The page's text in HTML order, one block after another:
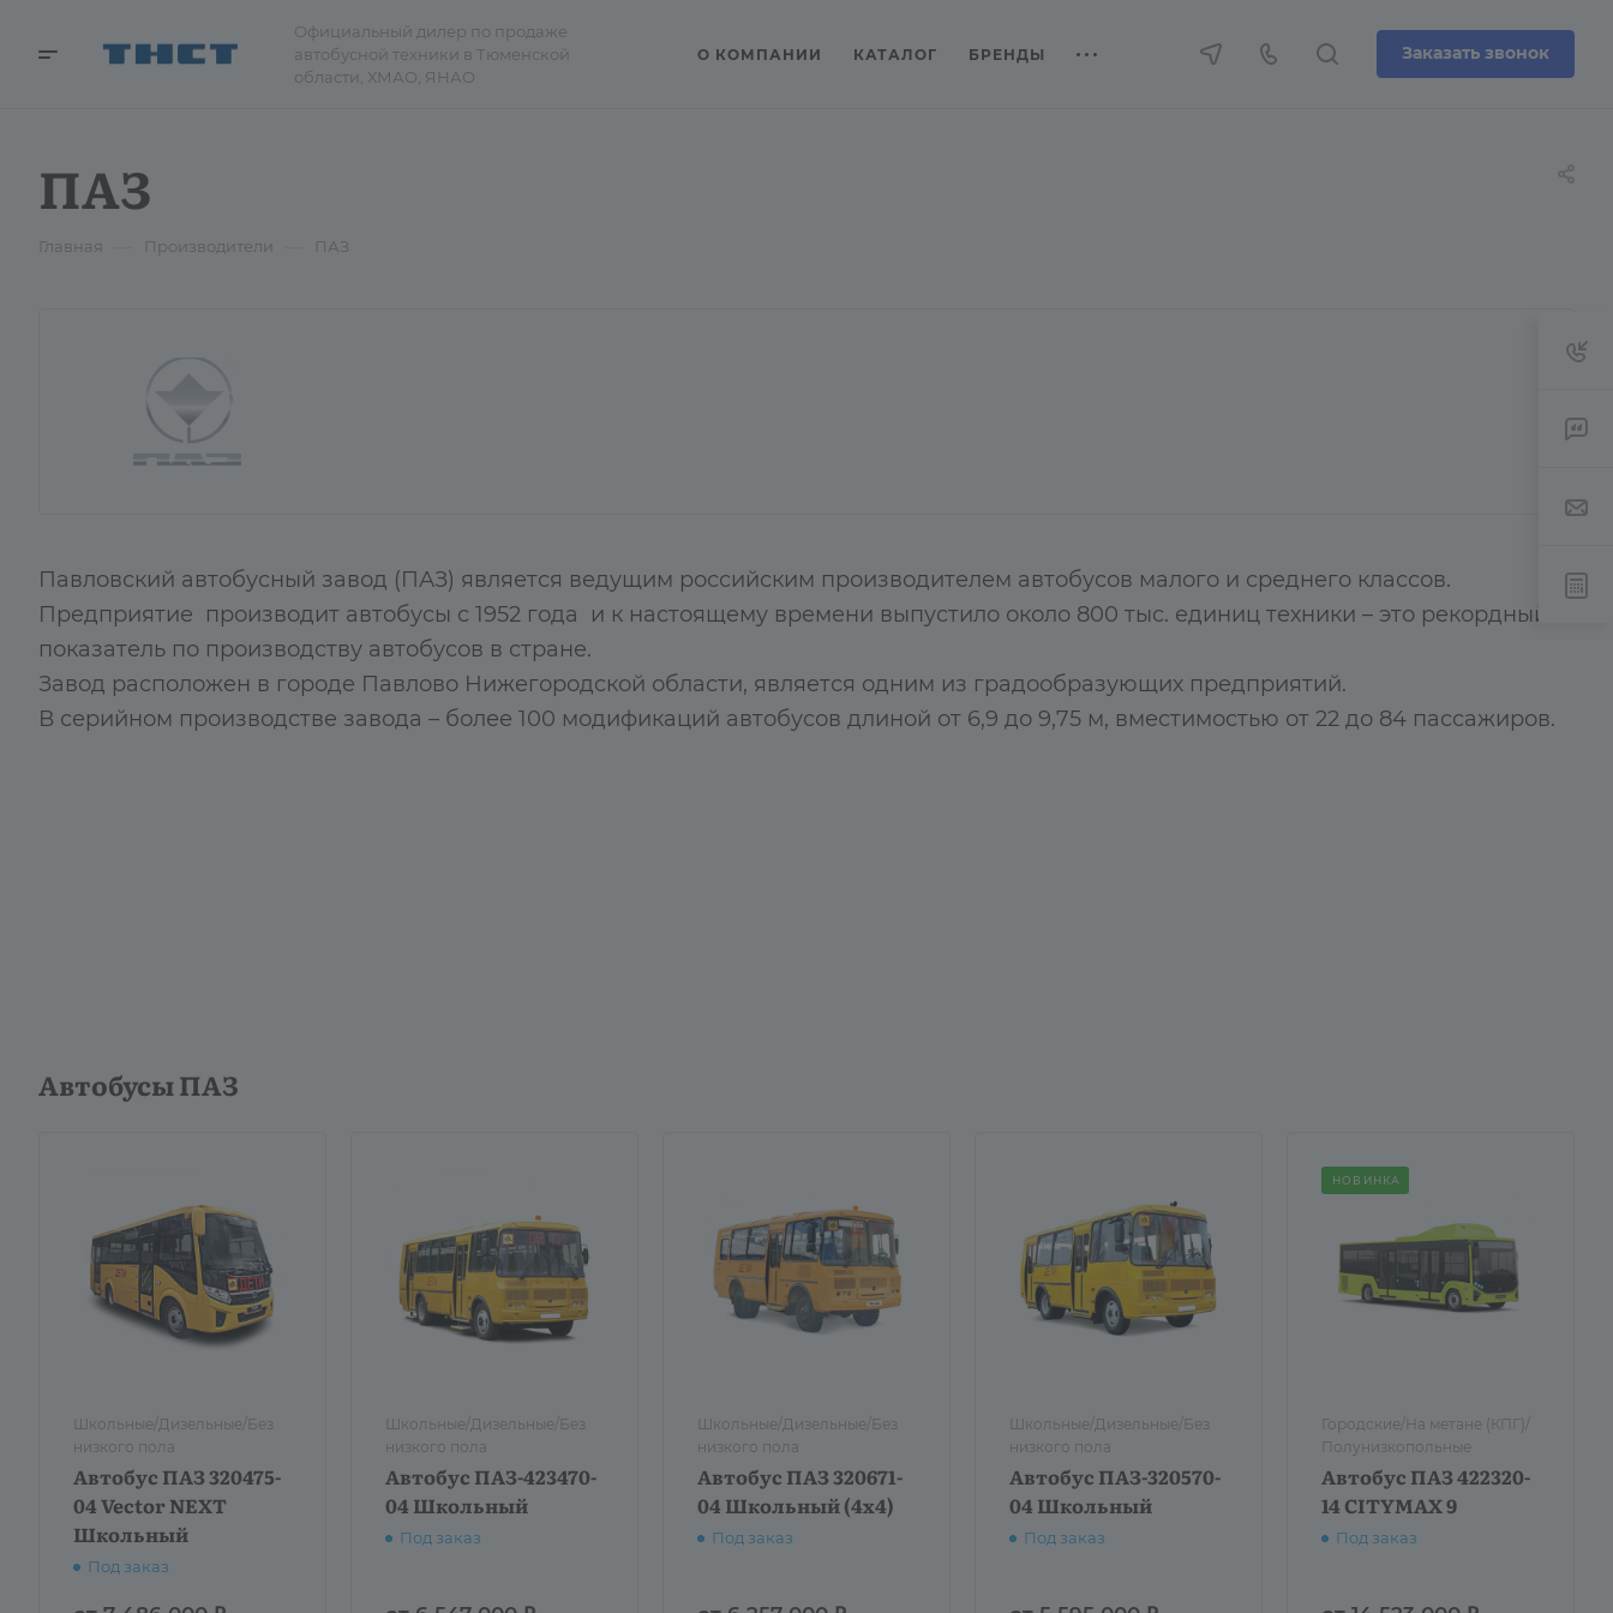
Официальный дилер по продаже
автобусной техники в Тюменской
области, ХМАО, ЯНАО
О КОМПАНИИ КАТАЛОГ БРЕНДЫ Заказать звонок
ПАЗ
Главная Производители ПАЗ
Павловский автобусный завод (ПАЗ) является ведущим российским производителем автобусов малого и среднего классов.
Предприятие производит автобусы с 1952 года и к настоящему времени выпустило около 800 тыс. единиц техники – это рекордный
показатель по производству автобусов в стране.
Завод расположен в городе Павлово Нижегородской области, является одним из градообразующих предприятий.
В серийном производстве завода – более 100 модификаций автобусов длиной от 6,9 до 9,75 м, вместимостью от 22 до 84 пассажиров.
Автобусы ПАЗ
Школьные/Дизельные/Без
низкого пола
Автобус ПАЗ 320475-
04 Vector NEXT
Школьный
Под заказ
Школьные/Дизельные/Без
низкого пола
Автобус ПАЗ-423470-
04 Школьный
Под заказ
Школьные/Дизельные/Без
низкого пола
Автобус ПАЗ 320671-
04 Школьный (4х4)
Под заказ
Школьные/Дизельные/Без
низкого пола
Автобус ПАЗ-320570-
04 Школьный
Под заказ
НОВИНКА
Городские/На метане (КПГ)/
Полунизкопольные
Автобус ПАЗ 422320-
14 CITYMAX 9
Под заказ